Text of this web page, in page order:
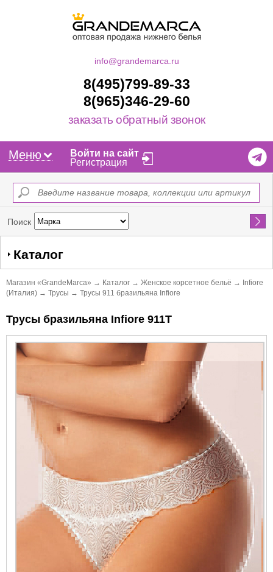
info@grandemarca.ru
8(495)799-89-33
8(965)346-29-60
заказать обратный звонок
Меню
Войти на сайт
Регистрация
Поиск Найти
Каталог
Магазин «GrandeMarca» → Каталог → Женское корсетное бельё → Infiore
(Италия) → Трусы → Трусы 911 бразильяна Infiore
Трусы бразильяна Infiore 911Т